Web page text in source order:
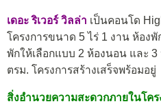
เดอะ ริเวอร์ วิลล่า เป็นคอนโด
โครงการขนาด 5 ไร่ 1 งาน ห้อง
พักให้เลือกแบบ 2 ห้องนอน และ
ตรม. โครงการสร้างเสร็จพร้อมอยู่
สิ่งอำนวยความสะดวกภายในโค